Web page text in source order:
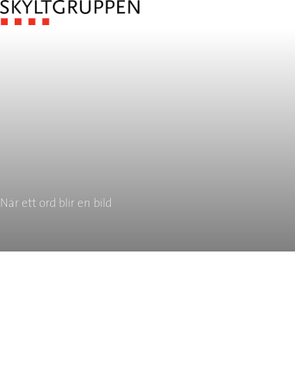
När ett ord blir en bild